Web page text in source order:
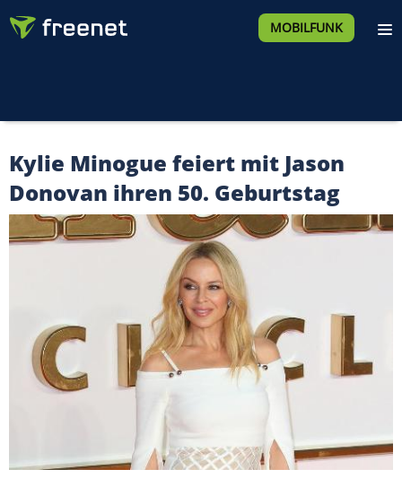
MOBILFUNK
Kylie Minogue feiert mit Jason
Donovan ihren 50. Geburtstag